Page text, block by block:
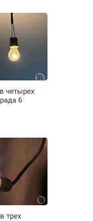
четырех
6
трех